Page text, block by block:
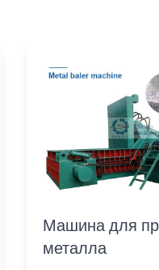
Машина для
металла